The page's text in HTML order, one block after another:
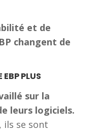
et de
changent de
EBP PLUS
sur la
leurs logiciels.
ils se sont